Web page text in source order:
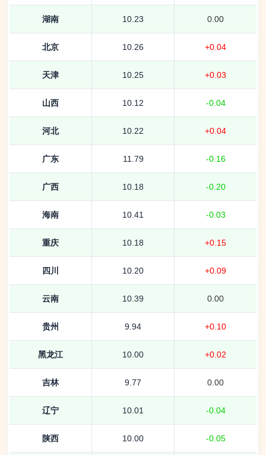
湖南 10.23 0.00
北京 10.26 +0.04
天津 10.25 +0.03
山西 10.12 -0.04
河北 10.22 +0.04
广东 11.79 -0.16
广西 10.18 -0.20
海南 10.41 -0.03
重庆 10.18 +0.15
四川 10.20 +0.09
云南 10.39 0.00
贵州 9.94 +0.10
黑龙江 10.00 +0.02
吉林 9.77 0.00
辽宁 10.01 -0.04
陕西 10.00 -0.05